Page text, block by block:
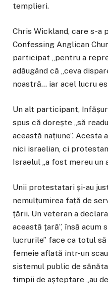
templieri.
Chris Wickland, care s-
Confessing Anglican
participat „pentru a
adăugând că „ceva
noastră… iar acel lucru
Un alt participant,
spus că dorește „să
această națiune”. Acesta
nici israelian, ci
Israelul „a fost mereu un
Unii protestatari și-au
nemulțumirea față de
țării. Un veteran a
această țară”, însă acum
lucrurile” face ca totul să
femeie aflată într-un
sistemul public de
timpii de așteptare „au